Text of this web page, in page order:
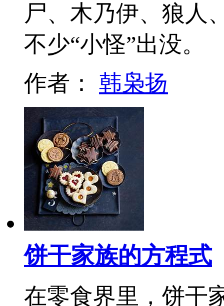
尸、木乃伊、狼人
不少“小怪”出没。
作者： 韩枭扬
饼干家族的方程式
在零食界里，饼干